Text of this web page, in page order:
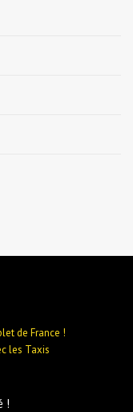
de France !
les Taxis
!